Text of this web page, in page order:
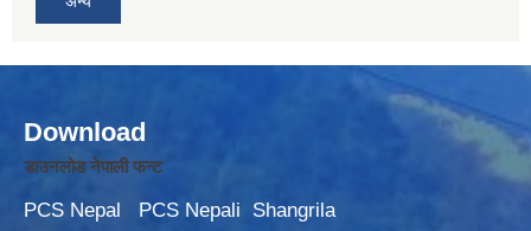
Download
डाउनलोड नेपाली फन्ट
PCS Nepal PCS Nepali
Shangrila